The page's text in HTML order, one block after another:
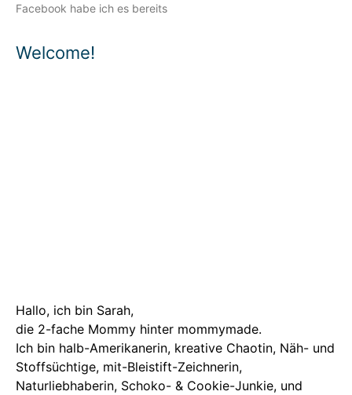
Welcome!
Hallo, ich bin Sarah,
die 2-fache Mommy hinter mommymade.
Ich bin halb-Amerikanerin, kreative Chaotin, Näh- und
Stoffsüchtige, mit-Bleistift-Zeichnerin,
Naturliebhaberin, Schoko- & Cookie-Junkie, und
Facebook habe ich es bereits